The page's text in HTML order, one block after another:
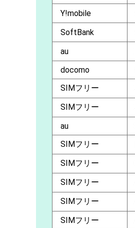
Y!mobile
SoftBank
au
docomo
SIMフリー
SIMフリー
au
SIMフリー
SIMフリー
SIMフリー
SIMフリー
SIMフリー